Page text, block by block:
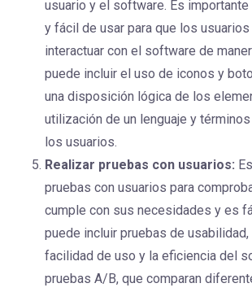
usuario y el software. Es
y fácil de usar para que los usuarios
interactuar con el software de
puede incluir el uso de iconos y
una disposición lógica de los
utilización de un lenguaje y
los usuarios.
Realizar pruebas con usuarios:
pruebas con usuarios para
cumple con sus necesidades y es
puede incluir pruebas de usabilidad,
facilidad de uso y la eficiencia del
pruebas A/B, que comparan